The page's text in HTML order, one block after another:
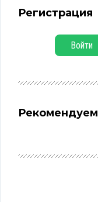
Регистрация
Войти
Рекомендуем